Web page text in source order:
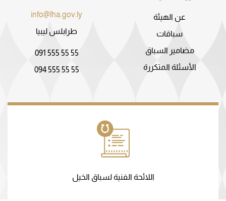
عن الهيئة
سباقات
مضامير السباق
الأسئلة المتكررة
info@lha.gov.ly
طرابلس ليبيا
091 555 55 55
094 555 55 55
اللائحة الفنية لسباق الخيل